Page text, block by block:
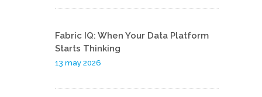
Fabric IQ: When Your Data Platform
Starts Thinking
13 may 2026